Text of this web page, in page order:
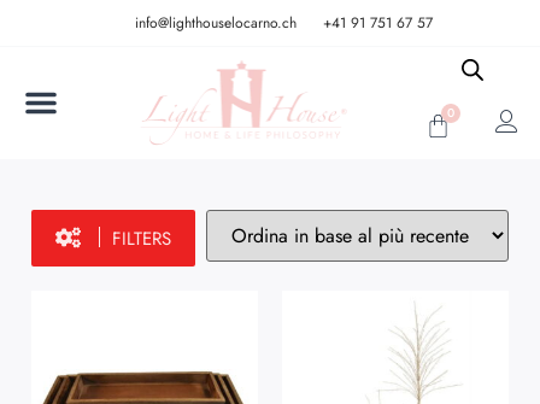
info@lighthouselocarno.ch +41 91 751 67 57
0
FILTERS